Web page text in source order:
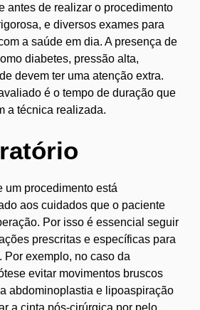
antes de realizar o procedimento
e diversos exames para
a saúde em dia. A presença de
diabetes, pressão alta,
devem ter uma atenção extra.
é o tempo de duração que
a técnica realizada.
um procedimento está
aos cuidados que o paciente
Por isso é essencial seguir
prescritas e específicas para
Por exemplo, no caso da
evitar movimentos bruscos
abdominoplastia e lipoaspiração
a cinta pós-cirúrgica por pelo